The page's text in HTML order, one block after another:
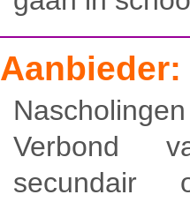
Aanbieder:
Verbond
secundair